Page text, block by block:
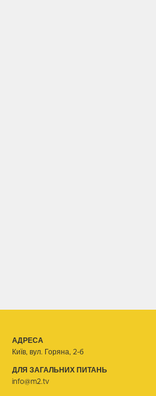
АДРЕСА
Київ, вул. Горяна, 2-б
ДЛЯ ЗАГАЛЬНИХ ПИТАНЬ
info@m2.tv